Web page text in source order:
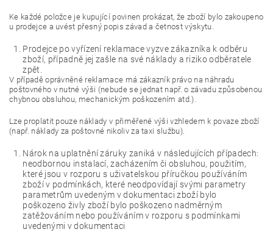
Ke každé položce je kupující povinen prokázat, že zboží bylo zakoupeno
u prodejce a uvést přesný popis závad a četnost výskytu.
Prodejce po vyřízení reklamace vyzve zákazníka k odběru
zboží, případně jej zašle na své náklady a riziko odběratele
zpět.
V případě oprávněné reklamace má zákazník právo na náhradu
poštovného v nutné výši (nebude se jednat např. o závadu způsobenou
chybnou obsluhou, mechanickým poškozením atd.).
Lze proplatit pouze náklady v přiměřené výši vzhledem k povaze zboží
(např. náklady za poštovné nikoliv za taxi službu).
Nárok na uplatnění záruky zaniká v následujících případech:
neodbornou instalací, zacházením či obsluhou, použitím,
které jsou v rozporu s uživatelskou příručkou používáním
zboží v podmínkách, které neodpovídají svými parametry
parametrům uvedeným v dokumentaci zboží bylo
poškozeno živly zboží bylo poškozeno nadměrným
zatěžováním nebo používáním v rozporu s podmínkami
uvedenými v dokumentaci